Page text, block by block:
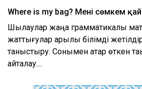
Where is my bag? Менің сөмкем
Шылаулар жаңа грамматикалық
жаттығулар арқылы білімді
таныстыру. Сонымен қатар өткен
қайталау....